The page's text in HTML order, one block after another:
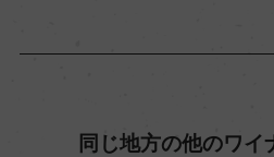
同じ地方の他のワイ